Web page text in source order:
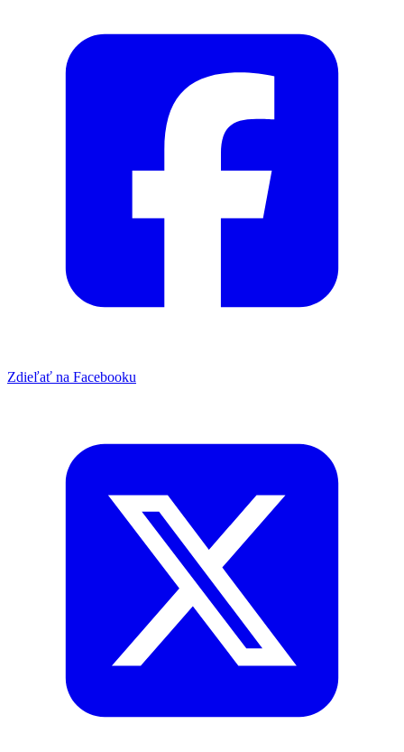
Zdieľať na Facebooku